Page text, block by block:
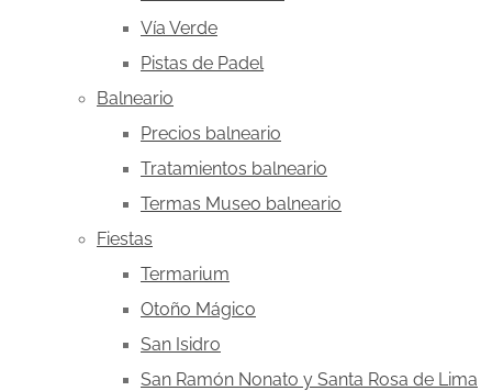
Vía Verde
Pistas de Padel
Balneario
Precios balneario
Tratamientos balneario
Termas Museo balneario
Fiestas
Termarium
Otoño Mágico
San Isidro
San Ramón Nonato y Santa Rosa de Lima